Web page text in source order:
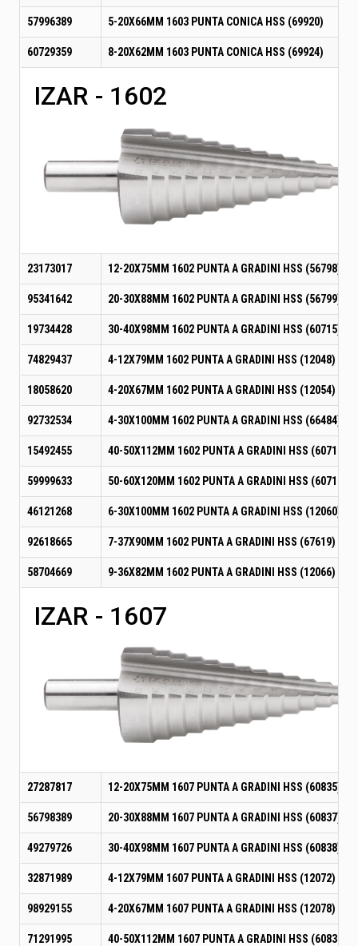
57996389 5-20X66MM 1603 PUNTA CONICA HSS (69920)
60729359 8-20X62MM 1603 PUNTA CONICA HSS (69924)
IZAR - 1602
23173017 12-20X75MM 1602 PUNTA A GRADINI HSS (56798)
95341642 20-30X88MM 1602 PUNTA A GRADINI HSS (56799)
19734428 30-40X98MM 1602 PUNTA A GRADINI HSS (60715)
74829437 4-12X79MM 1602 PUNTA A GRADINI HSS (12048)
18058620 4-20X67MM 1602 PUNTA A GRADINI HSS (12054)
92732534 4-30X100MM 1602 PUNTA A GRADINI HSS (66484)
15492455 40-50X112MM 1602 PUNTA A GRADINI HSS (60716)
59999633 50-60X120MM 1602 PUNTA A GRADINI HSS (60717)
46121268 6-30X100MM 1602 PUNTA A GRADINI HSS (12060)
92618665 7-37X90MM 1602 PUNTA A GRADINI HSS (67619)
58704669 9-36X82MM 1602 PUNTA A GRADINI HSS (12066)
IZAR - 1607
27287817 12-20X75MM 1607 PUNTA A GRADINI HSS (60835)
56798389 20-30X88MM 1607 PUNTA A GRADINI HSS (60837)
49279726 30-40X98MM 1607 PUNTA A GRADINI HSS (60838)
32871989 4-12X79MM 1607 PUNTA A GRADINI HSS (12072)
98929155 4-20X67MM 1607 PUNTA A GRADINI HSS (12078)
71291995 40-50X112MM 1607 PUNTA A GRADINI HSS (60839)